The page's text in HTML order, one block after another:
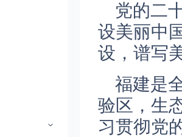
党的二
设美丽中
设，谱写
福建是
验区，生
习贯彻党